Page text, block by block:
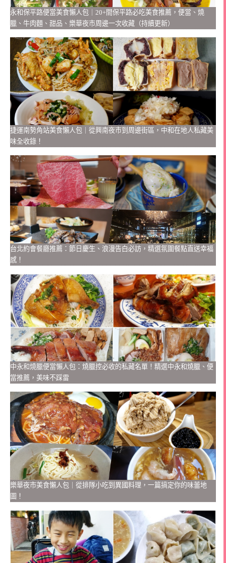
永和保平路便當美食懶人包｜20+間保平路必吃美食推薦，便當、燒
臘、牛肉麵、甜品、樂華夜市周邊一次收藏（持續更新）
捷運南勢角站美食懶人包｜從興南夜市到周邊街區，中和在地人私藏美
味全收錄！
台北約會餐廳推薦：節日慶生、浪漫告白必訪，精選氛圍餐點直送幸福
感！
中永和燒臘便當懶人包：燒臘控必收的私藏名單！精選中永和燒臘、便
當推薦，美味不踩雷
樂華夜市美食懶人包｜從排隊小吃到異國料理，一篇搞定你的味蕾地
圖！